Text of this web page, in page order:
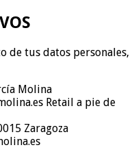
de tus datos personales,
Molina
Retail a pie de
Zaragoza